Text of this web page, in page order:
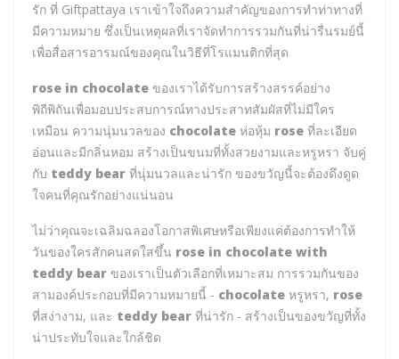
รัก ที่ Giftpattaya เราเข้าใจถึงความสำคัญของการทำท่าทางที่
มีความหมาย ซึ่งเป็นเหตุผลที่เราจัดทำการรวมกันที่น่ารื่นรมย์นี้
เพื่อสื่อสารอารมณ์ของคุณในวิธีที่โรแมนติกที่สุด
rose in chocolate ของเราได้รับการสร้างสรรค์อย่าง
พิถีพิถันเพื่อมอบประสบการณ์ทางประสาทสัมผัสที่ไม่มีใคร
เหมือน ความนุ่มนวลของ chocolate ห่อหุ้ม rose ที่ละเอียด
อ่อนและมีกลิ่นหอม สร้างเป็นขนมที่ทั้งสวยงามและหรูหรา จับคู่
กับ teddy bear ที่นุ่มนวลและน่ารัก ของขวัญนี้จะต้องดึงดูด
ใจคนที่คุณรักอย่างแน่นอน
ไม่ว่าคุณจะเฉลิมฉลองโอกาสพิเศษหรือเพียงแค่ต้องการทำให้
วันของใครสักคนสดใสขึ้น rose in chocolate with
teddy bear ของเราเป็นตัวเลือกที่เหมาะสม การรวมกันของ
สามองค์ประกอบที่มีความหมายนี้ - chocolate หรูหรา, rose
ที่สง่างาม, และ teddy bear ที่น่ารัก - สร้างเป็นของขวัญที่ทั้ง
น่าประทับใจและใกล้ชิด